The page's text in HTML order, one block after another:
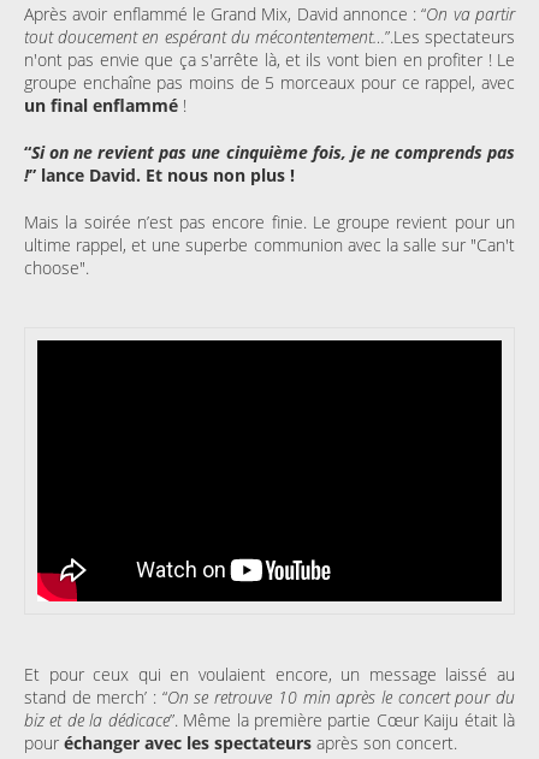
Après avoir enflammé le Grand Mix, David annonce : “On va partir
tout doucement en espérant du mécontentement… ”.Les spectateurs
n'ont pas envie que ça s'arrête là, et ils vont bien en profiter ! Le
groupe enchaîne pas moins de 5 morceaux pour ce rappel, avec
un final enflammé !
“Si on ne revient pas une cinquième fois, je ne comprends pas
!” lance David. Et nous non plus !
Mais la soirée n’est pas encore finie. Le groupe revient pour un
ultime rappel, et une superbe communion avec la salle sur "Can't
choose".
Et pour ceux qui en voulaient encore, un message laissé au
stand de merch’ : “On se retrouve 10 min après le concert pour du
biz et de la dédicace”. Même la première partie Cœur Kaiju était là
pour échanger avec les spectateurs après son concert.